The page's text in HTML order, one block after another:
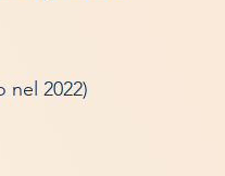
nel 2022)